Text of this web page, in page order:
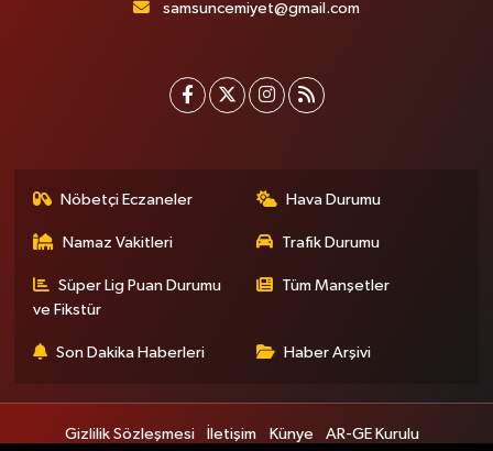
samsuncemiyet@gmail.com
Nöbetçi Eczaneler Hava Durumu
Namaz Vakitleri Trafik Durumu
Süper Lig Puan Durumu
ve Fikstür
Tüm Manşetler
Son Dakika Haberleri Haber Arşivi
Gizlilik Sözleşmesi İletişim Künye
AR-GE Kurulu